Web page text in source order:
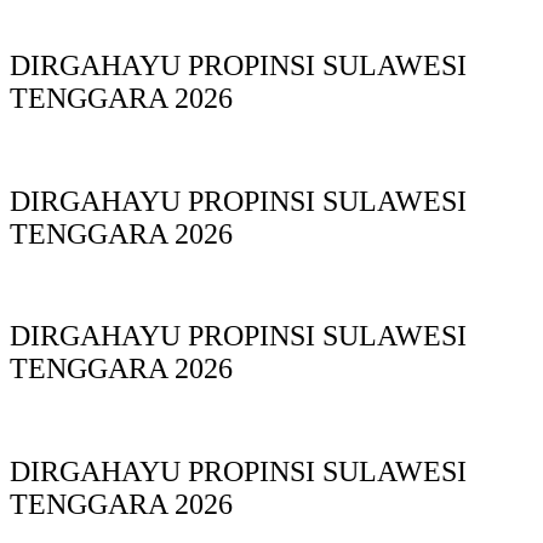
DIRGAHAYU PROPINSI SULAWESI
TENGGARA 2026
DIRGAHAYU PROPINSI SULAWESI
TENGGARA 2026
DIRGAHAYU PROPINSI SULAWESI
TENGGARA 2026
DIRGAHAYU PROPINSI SULAWESI
TENGGARA 2026